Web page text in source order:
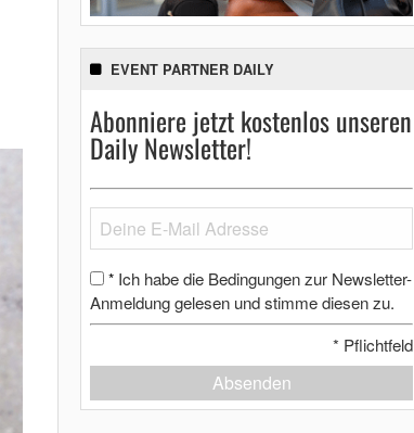
EVENT PARTNER DAILY
Abonniere jetzt kostenlos unseren
Daily Newsletter!
* Ich habe die Bedingungen zur Newsletter-
Anmeldung gelesen und stimme diesen zu.
* Pflichtfeld
Absenden